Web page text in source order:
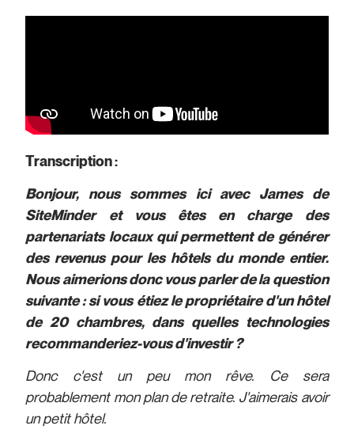
Transcription :
Bonjour, nous sommes ici avec James de
SiteMinder et vous êtes en charge des
partenariats locaux qui permettent de générer
des revenus pour les hôtels du monde entier.
Nous aimerions donc vous parler de la question
suivante : si vous étiez le propriétaire d'un hôtel
de 20 chambres, dans quelles technologies
recommanderiez-vous d'investir ?
Donc c'est un peu mon rêve. Ce sera
probablement mon plan de retraite. J'aimerais avoir
un petit hôtel.